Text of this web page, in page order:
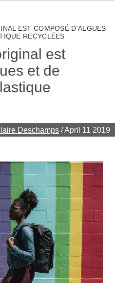
EST COMPOSÉ D’ALGUES
RECYCLÉES
est
et de
Deschamps /April 11 2019